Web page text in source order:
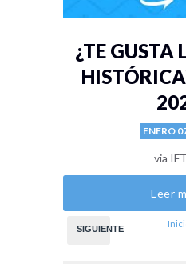
¿TE GUSTA
ENERO
via
Leer
SIGUIENTE